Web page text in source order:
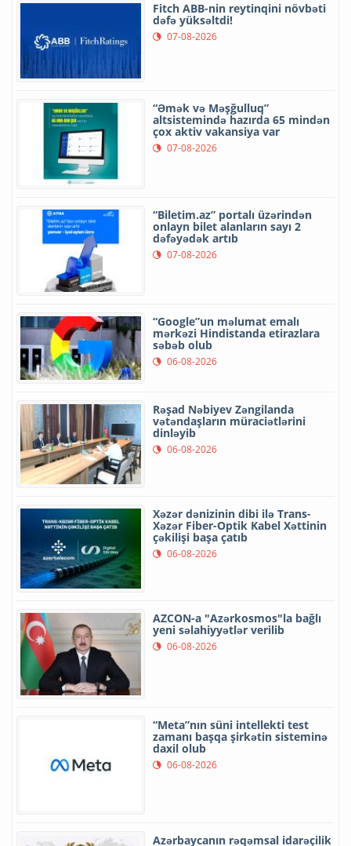
Fitch ABB-nin reytinqini növbəti
dəfə yüksəltdi!
07-08-2026
“Əmək və Məşğulluq”
altsistemində hazırda 65 mindən
çox aktiv vakansiya var
07-08-2026
“Biletim.az” portalı üzərindən
onlayn bilet alanların sayı 2
dəfəyədək artıb
07-08-2026
“Google”un məlumat emalı
mərkəzi Hindistanda etirazlara
səbəb olub
06-08-2026
Rəşad Nəbiyev Zəngilanda
vətəndaşların müraciətlərini
dinləyib
06-08-2026
Xəzər dənizinin dibi ilə Trans-
Xəzər Fiber-Optik Kabel Xəttinin
çəkilişi başa çatıb
06-08-2026
AZCON-a "Azərkosmos"la bağlı
yeni səlahiyyətlər verilib
06-08-2026
“Meta”nın süni intellekti test
zamanı başqa şirkətin sisteminə
daxil olub
06-08-2026
Azərbaycanın rəqəmsal idarəçilik